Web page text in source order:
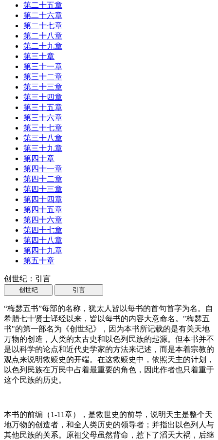
第二十五章
第二十六章
第二十七章
第二十八章
第二十九章
第三十章
第三十一章
第三十二章
第三十三章
第三十四章
第三十五章
第三十六章
第三十七章
第三十八章
第三十九章
第四十章
第四十一章
第四十二章
第四十三章
第四十四章
第四十五章
第四十六章
第四十七章
第四十八章
第四十九章
第五十章
创世纪：引言
创世纪 引言
“梅瑟五书”每部的名称，犹太人皆以每书的首句首字为名。自
希腊七十贤士译经以来，皆以每书的内容大意命名。"梅瑟五
书"的第一部名为《创世纪》，因为本书所记载的是有关天地
万物的创造，人类的太古史和以色列民族的起源。但本书并不
是以科学的论点和近代史学家的方法来记述，而是本着宗教的
观点来说明救赎史的开端。在这救赎史中，依照天主的计划，
以色列民族在万民中占着最重要的角色，因此作者也只着重于
这个民族的历史。
本书的前编（1-11章），是救世史的前导，说明天主是整个天
地万物的创造者，和全人类历史的领导者；并指出以色列人与
其他民族的关系。原祖父母虽然背命，惹下了滔天大祸，后继